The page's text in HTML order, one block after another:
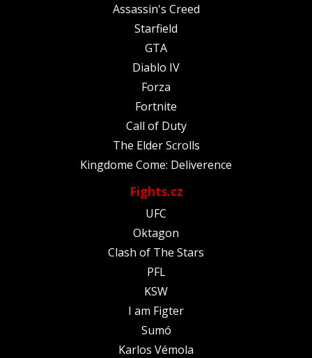
Assassin's Creed
Starfield
GTA
Diablo IV
Forza
Fortnite
Call of Duty
The Elder Scrolls
Kingdome Come: Deliverence
Fights.cz
UFC
Oktagon
Clash of The Stars
PFL
KSW
I am Figter
Sumó
Karlos Vémola